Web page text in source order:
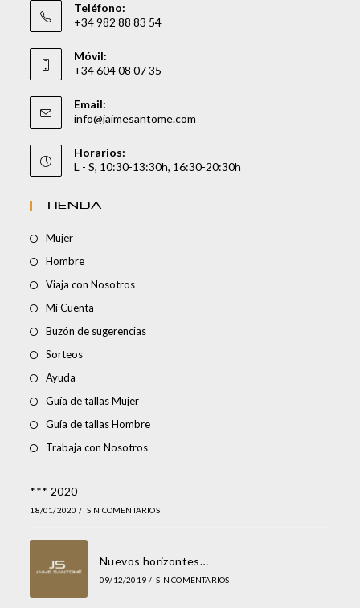
Teléfono:
+34 982 88 83 54
Móvil:
+34 604 08 07 35
Email:
info@jaimesantome.com
Horarios:
L - S, 10:30-13:30h, 16:30-20:30h
TIENDA
Mujer
Hombre
Viaja con Nosotros
Mi Cuenta
Buzón de sugerencias
Sorteos
Ayuda
Guía de tallas Mujer
Guía de tallas Hombre
Trabaja con Nosotros
*** 2020
18/01/2020 / SIN COMENTARIOS
Nuevos horizontes…
09/12/2019 / SIN COMENTARIOS